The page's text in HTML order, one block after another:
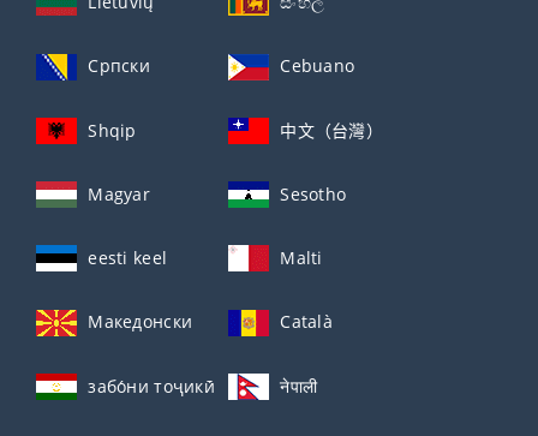
Српски Cebuano
Shqip 中文（台灣）
Magyar Sesotho
eesti keel Malti
Македонски Català
забо́ни тоҷикӣ́ नेपाली